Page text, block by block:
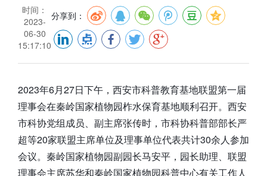
时间：
2023-
06-30
15:17:10
分享到：
2023年6月27日下午，西安市科普教育基地联盟第一届
理事会在秦岭国家植物园柞水保育基地顺利召开。西安
市科协党组成员、副主席张传时，市科协科普部部长严
超等20家联盟主席单位及理事单位代表共计30余人参加
会议。秦岭国家植物园副园长马安平，园长助理、联盟
理事会主席苏华和秦岭国家植物园科普中心有关工作人